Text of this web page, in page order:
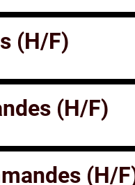
(H/F)
(H/F)
(H/